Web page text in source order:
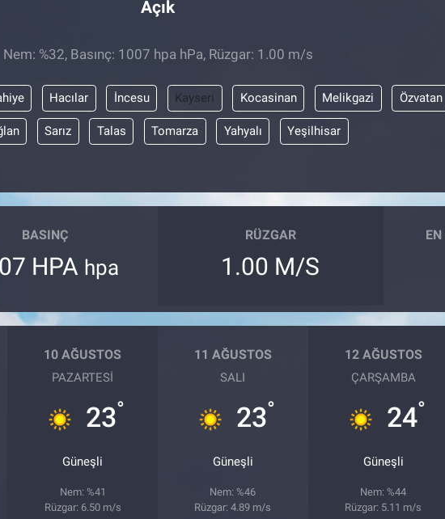
Açık
Nem: %32, Basınç: 1007 hpa hPa, Rüzgar: 1.00 m/s
Hacılar İncesu Kayseri Kocasinan Melikgazi Özvatan
Sarız Talas Tomarza Yahyalı Yeşilhisar
BASINÇ
HPA hpa
RÜZGAR
1.00 M/S
10 AĞUSTOS
PAZARTESI
23°
Güneşli
Nem: %41
Rüzgar: 6.50 m/s
11 AĞUSTOS
SALI
23°
Güneşli
Nem: %46
Rüzgar: 4.89 m/s
12 AĞUSTOS
ÇARŞAMBA
24°
Güneşli
Nem: %44
Rüzgar: 5.11 m/s